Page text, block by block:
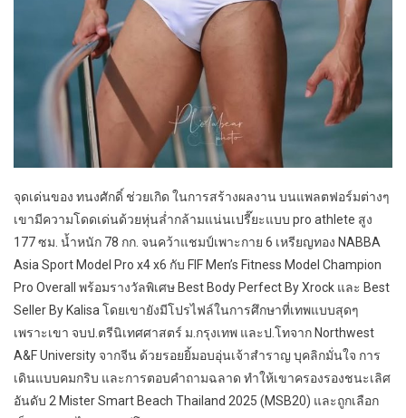
จุดเด่นของ ทนงศักดิ์ ช่วยเกิด ในการสร้างผลงาน บนแพลตฟอร์มต่างๆ
เขามีความโดดเด่นด้วยหุ่นล่ำกล้ามแน่นเปรี๊ยะแบบ pro athlete สูง
177 ซม. น้ำหนัก 78 กก. จนคว้าแชมป์เพาะกาย 6 เหรียญทอง NABBA
Asia Sport Model Pro x4 x6 กับ FIF Men’s Fitness Model Champion
Pro Overall พร้อมรางวัลพิเศษ Best Body Perfect By Xrock และ Best
Seller By Kalisa โดยเขายังมีโปรไฟล์ในการศึกษาที่เทพแบบสุดๆ
เพราะเขา จบป.ตรีนิเทศศาสตร์ ม.กรุงเทพ และป.โทจาก Northwest
A&F University จากจีน ด้วยรอยยิ้มอบอุ่นเจ้าสำราญ บุคลิกมั่นใจ การ
เดินแบบคมกริบ และการตอบคำถามฉลาด ทำให้เขาครองรองชนะเลิศ
อันดับ 2 Mister Smart Beach Thailand 2025 (MSB20) และถูกเลือก